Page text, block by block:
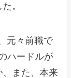
。
元々前職で
ハードルが
、また、本来